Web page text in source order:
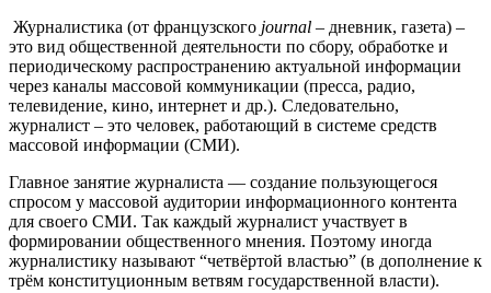
Журналистика (от французского journal – дневник, газета) –
это вид общественной деятельности по сбору, обработке и
периодическому распространению актуальной информации
через каналы массовой коммуникации (пресса, радио,
телевидение, кино, интернет и др.). Следовательно,
журналист – это человек, работающий в системе средств
массовой информации (СМИ).
Главное занятие журналиста — создание пользующегося
спросом у массовой аудитории информационного контента
для своего СМИ. Так каждый журналист участвует в
формировании общественного мнения. Поэтому иногда
журналистику называют “четвёртой властью” (в дополнение к
трём конституционным ветвям государственной власти).